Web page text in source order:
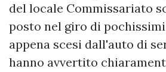
del locale Commissariato
posto nel giro di
appena scesi dall'auto di
hanno avvertito